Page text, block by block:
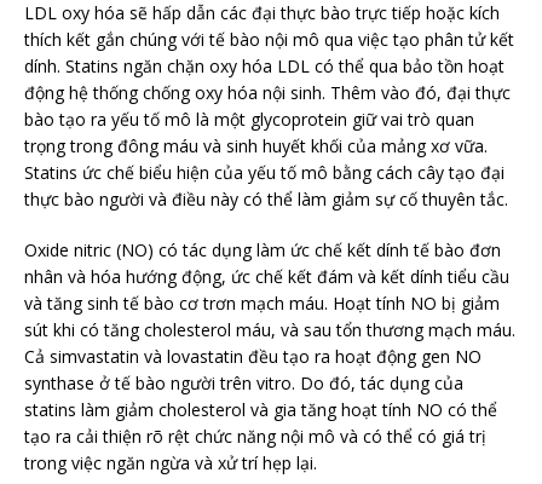
LDL oxy hóa sẽ hấp dẫn các đại thực bào trực tiếp hoặc kích
thích kết gắn chúng với tế bào nội mô qua việc tạo phân tử kết
dính. Statins ngăn chặn oxy hóa LDL có thể qua bảo tồn hoạt
động hệ thống chống oxy hóa nội sinh. Thêm vào đó, đại thực
bào tạo ra yếu tố mô là một glycoprotein giữ vai trò quan
trọng trong đông máu và sinh huyết khối của mảng xơ vữa.
Statins ức chế biểu hiện của yếu tố mô bằng cách cây tạo đại
thực bào người và điều này có thể làm giảm sự cố thuyên tắc.
Oxide nitric (NO) có tác dụng làm ức chế kết dính tế bào đơn
nhân và hóa hướng động, ức chế kết đám và kết dính tiểu cầu
và tăng sinh tế bào cơ trơn mạch máu. Hoạt tính NO bị giảm
sút khi có tăng cholesterol máu, và sau tổn thương mạch máu.
Cả simvastatin và lovastatin đều tạo ra hoạt động gen NO
synthase ở tế bào người trên vitro. Do đó, tác dụng của
statins làm giảm cholesterol và gia tăng hoạt tính NO có thể
tạo ra cải thiện rõ rệt chức năng nội mô và có thể có giá trị
trong việc ngăn ngừa và xử trí hẹp lại.